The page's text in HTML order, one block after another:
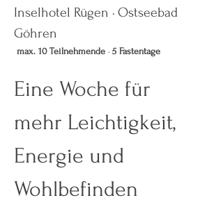
Inselhotel Rügen · Ostseebad
Göhren
max. 10 Teilnehmende · 5 Fastentage
Eine Woche für
mehr Leichtigkeit,
Energie und
Wohlbefinden